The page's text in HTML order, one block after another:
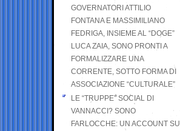
GOVERNATORI ATTILIO
FONTANA E MASSIMILIANO
FEDRIGA, INSIEME AL “DOGE”
LUCA ZAIA, SONO PRONTI A
FORMALIZZARE UNA
CORRENTE, SOTTO FORMA DI
ASSOCIAZIONE “CULTURALE”
LE “TRUPPE” SOCIAL DI
VANNACCI? SONO
FARLOCCHE: UN ACCOUNT SU